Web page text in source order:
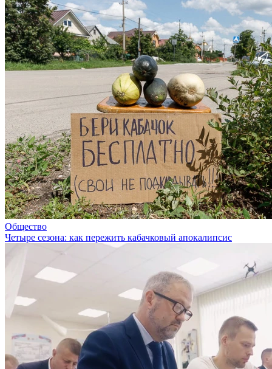
Общество
Четыре сезона: как пережить кабачковый апокалипсис